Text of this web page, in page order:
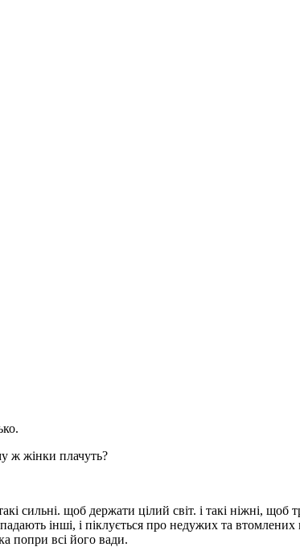
ж жінки плачуть?
щоб держати цілий світ. і такі ніжні, щоб
інші, і піклується про недужих та
попри всі його вади.